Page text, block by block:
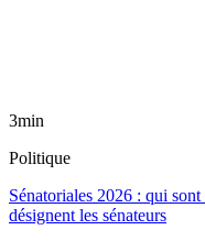
3min
Politique
Sénatoriales 2026 : qui
désignent les sénateurs